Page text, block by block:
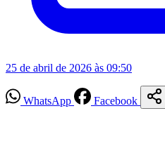
25 de abril de 2026 às 09:50
WhatsApp Facebook